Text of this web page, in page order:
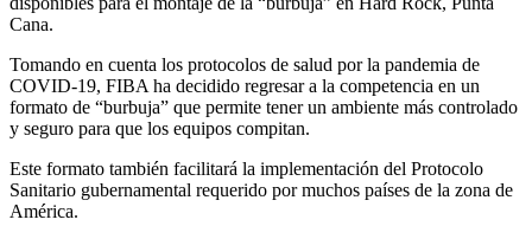
Cana.
Tomando en cuenta los protocolos de salud por la pandemia de
COVID-19, FIBA ha decidido regresar a la competencia en un
formato de “burbuja” que permite tener un ambiente más controlado
y seguro para que los equipos compitan.
Este formato también facilitará la implementación del Protocolo
Sanitario gubernamental requerido por muchos países de la zona de
América.